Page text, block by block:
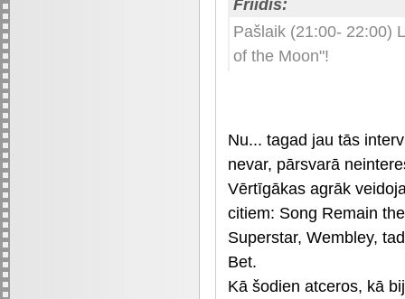
Friidis:
Pašlaik (21:00- 22:00)
of the Moon"!
Nu... tagad jau tās
nevar, pārsvarā
Vērtīgākas agrāk
citiem: Song Remain
Superstar, Wembley,
Bet.
Kā šodien atceros, kā